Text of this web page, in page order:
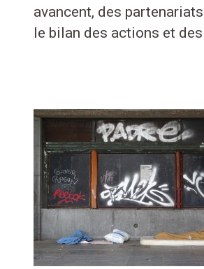
avancent, des
le bilan des actions et